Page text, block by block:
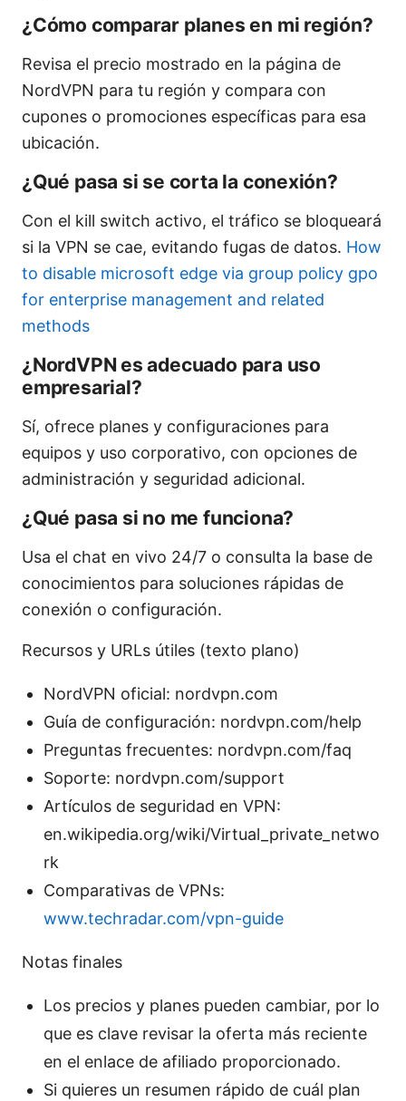
¿Cómo comparar planes en mi región?
Revisa el precio mostrado en la página de
NordVPN para tu región y compara con
cupones o promociones específicas para esa
ubicación.
¿Qué pasa si se corta la conexión?
Con el kill switch activo, el tráfico se bloqueará
si la VPN se cae, evitando fugas de datos. How
to disable microsoft edge via group policy gpo
for enterprise management and related
methods
¿NordVPN es adecuado para uso
empresarial?
Sí, ofrece planes y configuraciones para
equipos y uso corporativo, con opciones de
administración y seguridad adicional.
¿Qué pasa si no me funciona?
Usa el chat en vivo 24/7 o consulta la base de
conocimientos para soluciones rápidas de
conexión o configuración.
Recursos y URLs útiles (texto plano)
NordVPN oficial: nordvpn.com
Guía de configuración: nordvpn.com/help
Preguntas frecuentes: nordvpn.com/faq
Soporte: nordvpn.com/support
Artículos de seguridad en VPN:
en.wikipedia.org/wiki/Virtual_private_netwo
rk
Comparativas de VPNs:
www.techradar.com/vpn-guide
Notas finales
Los precios y planes pueden cambiar, por lo
que es clave revisar la oferta más reciente
en el enlace de afiliado proporcionado.
Si quieres un resumen rápido de cuál plan